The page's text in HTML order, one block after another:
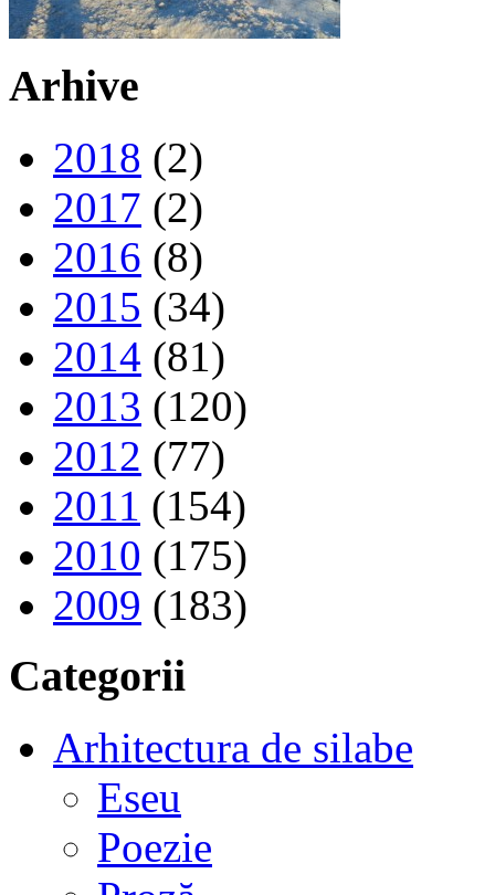
Arhive
2018 (2)
2017 (2)
2016 (8)
2015 (34)
2014 (81)
2013 (120)
2012 (77)
2011 (154)
2010 (175)
2009 (183)
Categorii
Arhitectura de silabe
Eseu
Poezie